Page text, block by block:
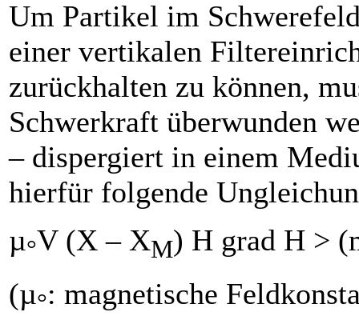
Um Partikel im
einer vertikalen
zurückhalten zu können,
Schwerkraft überwunden
– dispergiert in einem
hierfür folgende
µ°V (Χ – ΧM) H grad H >
(µ°: magnetische